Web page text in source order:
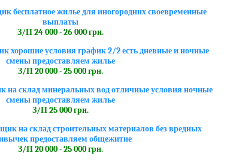
бесплатное жилье для иногородних своевременные
выплаты
З/П 24 000 - 26 000 грн.
хорошие условия график 2/2 есть дневные и ночные
смены предоставляем жилье
З/П 20 000 - 25 000 грн.
на склад минеральных вод отличные условия ночные
смены предоставляем жилье
З/П 25 000 грн.
на склад строительных материалов без вредных
предоставляем общежитие
З/П 20 000 - 25 000 грн.